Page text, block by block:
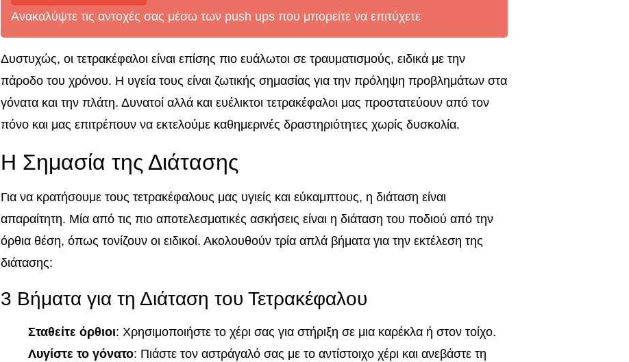
Ανακαλύψτε τις αντοχές σας μέσω των push ups που μπορείτε να επιτύχετε
Δυστυχώς, οι τετρακέφαλοι είναι επίσης πιο ευάλωτοι σε τραυματισμούς, ειδικά με την
πάροδο του χρόνου. Η υγεία τους είναι ζωτικής σημασίας για την πρόληψη προβλημάτων στα
γόνατα και την πλάτη. Δυνατοί αλλά και ευέλικτοι τετρακέφαλοι μας προστατεύουν από τον
πόνο και μας επιτρέπουν να εκτελούμε καθημερινές δραστηριότητες χωρίς δυσκολία.
Η Σημασία της Διάτασης
Για να κρατήσουμε τους τετρακέφαλους μας υγιείς και εύκαμπτους, η διάταση είναι
απαραίτητη. Μία από τις πιο αποτελεσματικές ασκήσεις είναι η διάταση του ποδιού από την
όρθια θέση, όπως τονίζουν οι ειδικοί. Ακολουθούν τρία απλά βήματα για την εκτέλεση της
διάτασης:
3 Βήματα για τη Διάταση του Τετρακέφαλου
Σταθείτε όρθιοι: Χρησιμοποιήστε το χέρι σας για στήριξη σε μια καρέκλα ή στον τοίχο.
Λυγίστε το γόνατο: Πιάστε τον αστράγαλό σας με το αντίστοιχο χέρι και ανεβάστε τη